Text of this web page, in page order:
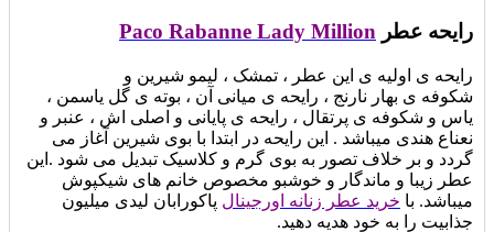
رایحه عطر Paco Rabanne Lady Million
رایحه ی اولیه ی این عطر ، تمشک ، لیمو شیرین و
شکوفه ی بهار نارنج ، رایحه ی میانی آن ، بوته ی گل یاسمن ،
یاس و شکوفه ی پرتقال ، رایحه ی پایانی و اصلی اش ، عنبر و
نعناع هندی میباشد . این رایحه در ابتدا با بوی شیرین آغاز می
گردد و بر خلاف تصور به بوی گرم و کلاسیک تبدیل می شود .این
عطر زیبا و ماندگار و خوشبو مخصوص خانم های شیکپوش
میباشد. با خرید عطر زنانه اورجینال پاکورابان لیدی میلیون
جذابیت را به خود هدیه دهید.